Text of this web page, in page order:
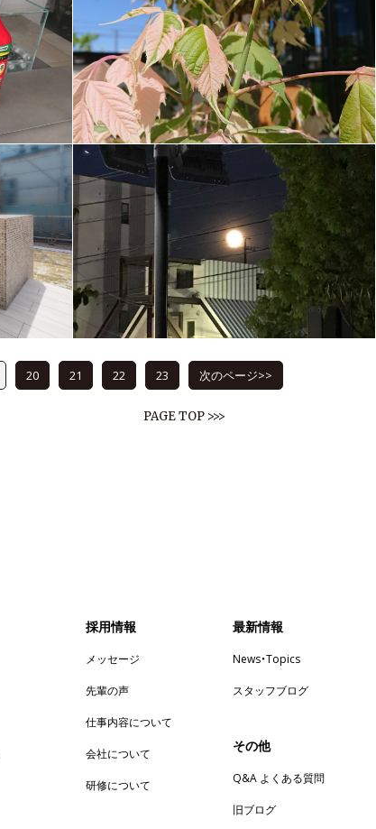
20 21 22 23 次のページ>>
PAGE TOP >>>
採用情報
メッセージ
先輩の声
仕事内容について
会社について
研修について
最新情報
News・Topics
スタッフブログ
その他
Q&A よくある質問
旧ブログ